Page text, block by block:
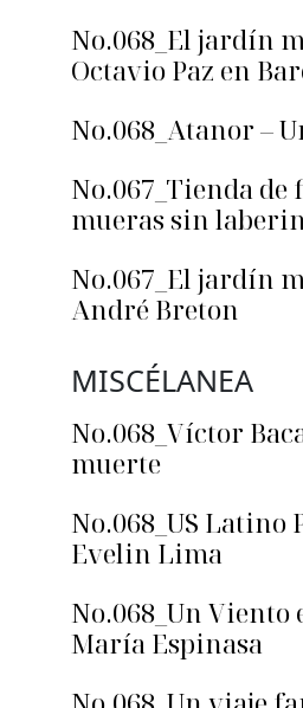
No.068_El jardín
Octavio Paz en
No.068_Atanor –
No.067_Tienda de
mueras sin
No.067_El jardín
André Breton
MISCÉLANEA
No.068_Víctor
muerte
No.068_US Latino
Evelin Lima
No.068_Un Viento
María Espinasa